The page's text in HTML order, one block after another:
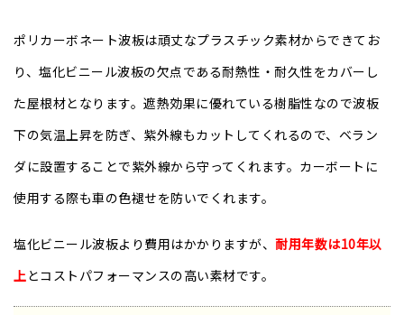
ポリカーボネート波板は頑丈なプラスチック素材からできてお
り、塩化ビニール波板の欠点である耐熱性・耐久性をカバーし
た屋根材となります。遮熱効果に優れている樹脂性なので波板
下の気温上昇を防ぎ、紫外線もカットしてくれるので、ベラン
ダに設置することで紫外線から守ってくれます。カーボートに
使用する際も車の色褪せを防いでくれます。
塩化ビニール波板より費用はかかりますが、 耐用年数は10年以
上とコストパフォーマンスの高い素材です。